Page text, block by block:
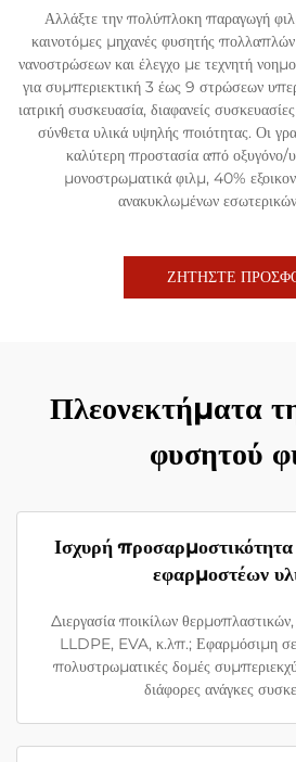
Αλλάξτε την πολύπλοκη παραγωγή
καινοτόμες μηχανές φυσητής
νανοστρώσεων και έλεγχο με τεχνητή
για συμπεριεκτική 3 έως 9 στρώσεων
ιατρική συσκευασία, διαφανείς
σύνθετα υλικά υψηλής ποιότητας. Οι
καλύτερη προστασία από οξυγόνο/
μονοστρωματικά φιλμ, 40%
ανακυκλωμένων
ΖΗΤΗΣΤΕ
Πλεονεκτήματα
φυσητού
Ισχυρή
εφαρμοστέων
Διεργασία ποικίλων
LLDPE, EVA, κ.λπ.; Εφαρμόσιμη
πολυστρωματικές δομές
διάφορες ανάγκες